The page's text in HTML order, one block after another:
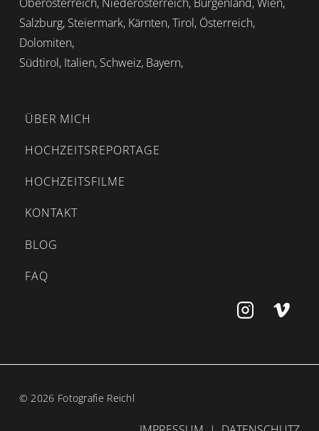
Salzburg, Steiermark, Kärnten, Tirol, Österreich,
Dolomiten,
Südtirol, Italien, Schweiz, Bayern,
ÜBER MICH
HOCHZEITSREPORTAGE
HOCHZEITSFILME
KONTAKT
BLOG
FAQ
© 2026 Fotografie Reichl